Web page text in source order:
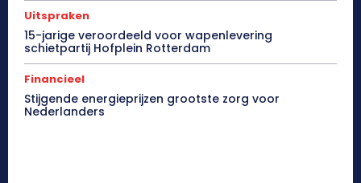
Uitspraken
15-jarige veroordeeld voor wapenlevering
schietpartij Hofplein Rotterdam
Financieel
Stijgende energieprijzen grootste zorg voor
Nederlanders